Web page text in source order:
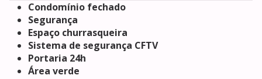
Condomínio fechado
Segurança
Espaço churrasqueira
Sistema de segurança CFTV
Portaria 24h
Área verde